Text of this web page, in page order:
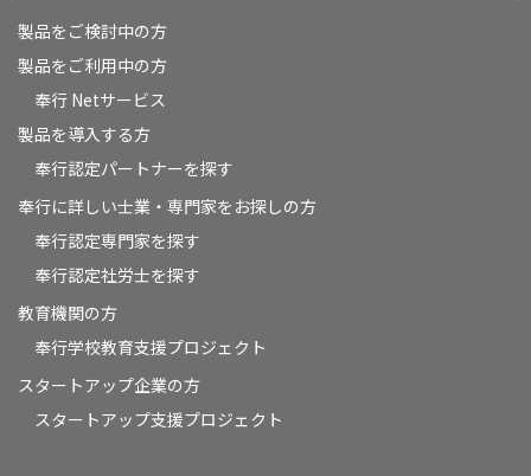
製品をご検討中の方
製品をご利用中の方
奉行 Netサービス
製品を導入する方
奉行認定パートナーを探す
奉行に詳しい士業・専門家をお探しの方
奉行認定専門家を探す
奉行認定社労士を探す
教育機関の方
奉⾏学校教育⽀援プロジェクト
スタートアップ企業の方
スタートアップ支援プロジェクト